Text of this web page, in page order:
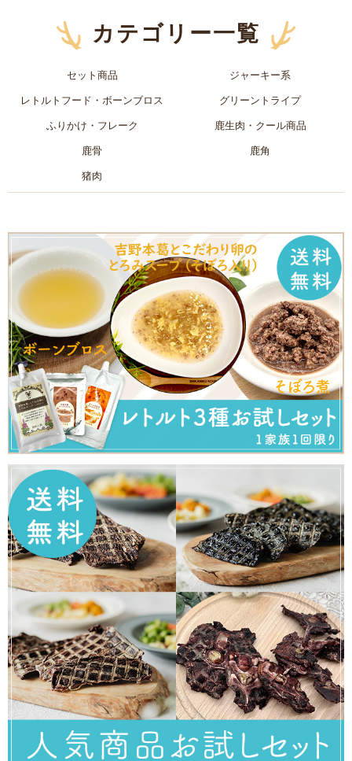
カテゴリー一覧
セット商品
ジャーキー系
レトルトフード・ボーンブロス
グリーントライプ
ふりかけ・フレーク
鹿生肉・クール商品
鹿骨
鹿角
猪肉